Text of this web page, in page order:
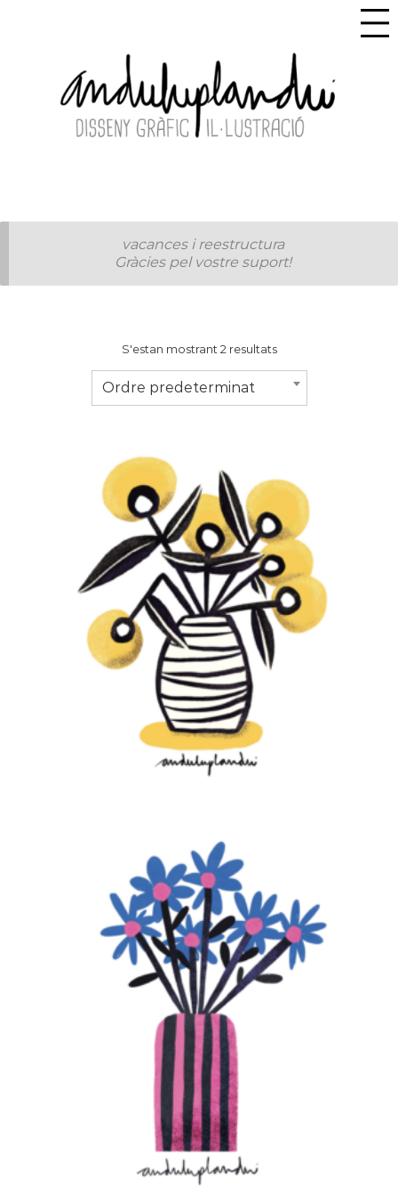
vacances i reestructura
Gràcies pel vostre suport!
S'estan mostrant 2 resultats
Ordre predeterminat
GIRASOL
€15,00–€20,00
LA MARGARITA
15,00–€20,00